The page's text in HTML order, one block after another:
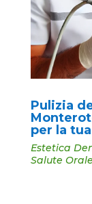
Pulizia
per la
Estetica
Salute Orale